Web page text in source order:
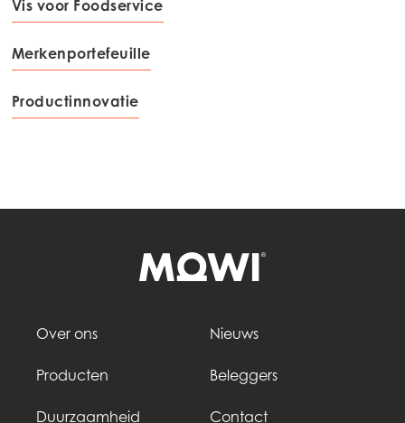
Vis voor Foodservice
Merkenportefeuille
Productinnovatie
Over ons
Producten
Duurzaamheid
Nieuws
Beleggers
Contact